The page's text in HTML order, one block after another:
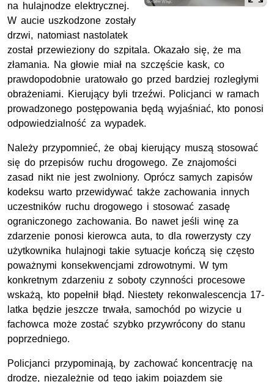
na hulajnodze elektrycznej.
W aucie uszkodzone zostały
drzwi, natomiast nastolatek
został przewieziony do szpitala. Okazało się, że ma
złamania. Na głowie miał na szczęście kask, co
prawdopodobnie uratowało go przed bardziej rozległymi
obrażeniami. Kierujący byli trzeźwi. Policjanci w ramach
prowadzonego postępowania będą wyjaśniać, kto ponosi
odpowiedzialność za wypadek.
Należy przypomnieć, że obaj kierujący muszą stosować
się do przepisów ruchu drogowego. Ze znajomości
zasad nikt nie jest zwolniony. Oprócz samych zapisów
kodeksu warto przewidywać także zachowania innych
uczestników ruchu drogowego i stosować zasadę
ograniczonego zachowania. Bo nawet jeśli winę za
zdarzenie ponosi kierowca auta, to dla rowerzysty czy
użytkownika hulajnogi takie sytuacje kończą się często
poważnymi konsekwencjami zdrowotnymi. W tym
konkretnym zdarzeniu z soboty czynności procesowe
wskażą, kto popełnił błąd. Niestety rekonwalescencja 17-
latka będzie jeszcze trwała, samochód po wizycie u
fachowca może zostać szybko przywrócony do stanu
poprzedniego.
Policjanci przypominają, by zachować koncentrację na
drodze, niezależnie od tego jakim pojazdem się